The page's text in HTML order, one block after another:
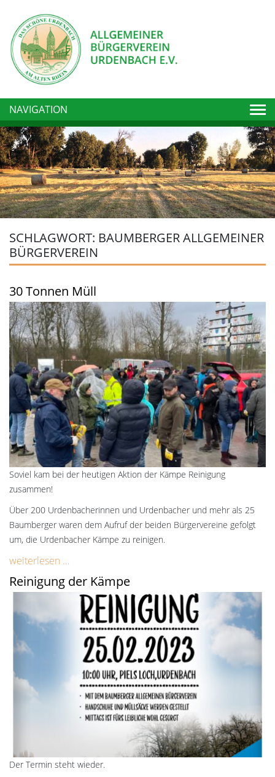
NAVIGATION
SCHLAGWORT: BAUMBERGER ALLGEMEINER
BÜRGERVEREIN
30 Tonnen Müll
Soviel kam bei der heutigen Aktion der Kämpe Reinigung
zusammen!
Über 200 Urdenbacherinnen und Urdenbacher und mehr als 25
Baumberger waren dem Aufruf der beiden Bürgervereine gefolgt
um, die Urdenbacher Kämpe zu reinigen.
weiterlesen …
Reinigung der Kämpe
Der Termin steht wieder.